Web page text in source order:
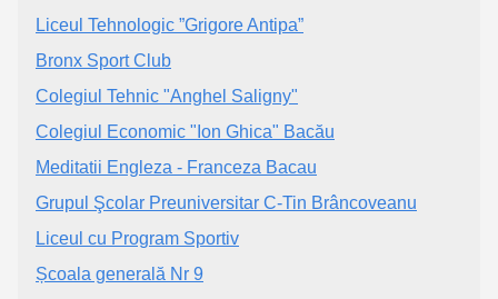
Liceul Tehnologic ”Grigore Antipa”
Bronx Sport Club
Colegiul Tehnic "Anghel Saligny"
Colegiul Economic "Ion Ghica" Bacău
Meditatii Engleza - Franceza Bacau
Grupul Şcolar Preuniversitar C-Tin Brâncoveanu
Liceul cu Program Sportiv
Școala generală Nr 9